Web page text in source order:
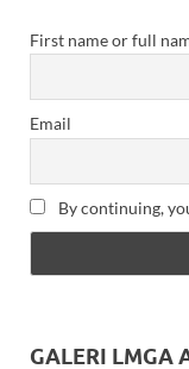
First name or full
Email
By continuing,
GALERI LMGA